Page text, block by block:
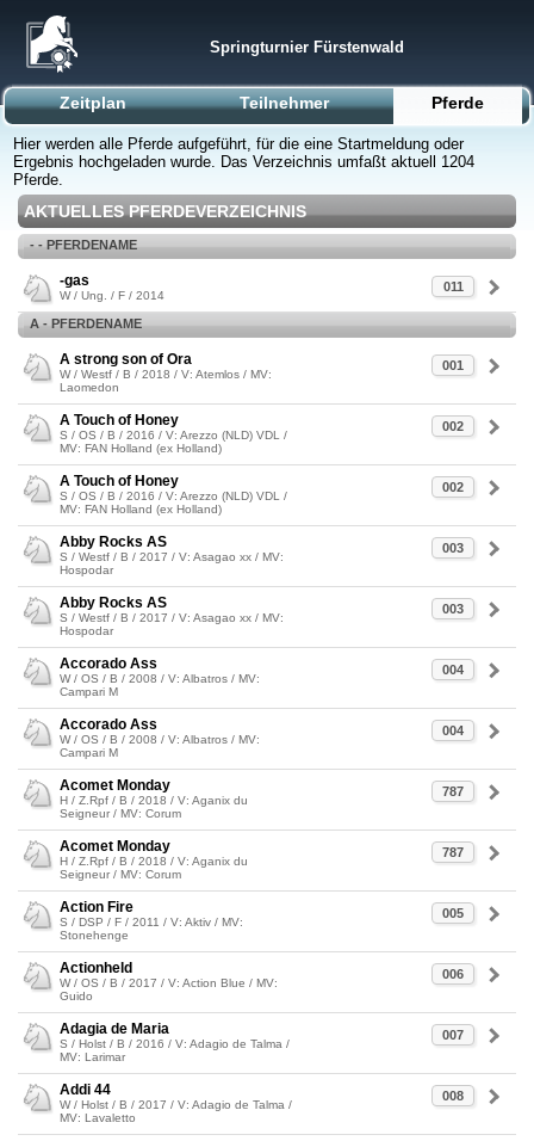
Springturnier Fürstenwald
Zeitplan Teilnehmer Pferde
Hier werden alle Pferde aufgeführt, für die eine Startmeldung oder
Ergebnis hochgeladen wurde. Das Verzeichnis umfaßt aktuell 1204
Pferde.
AKTUELLES PFERDEVERZEICHNIS
- - PFERDENAME
011
-gas
W / Ung. / F / 2014
A - PFERDENAME
001
A strong son of Ora
W / Westf / B / 2018 / V: Atemlos / MV:
Laomedon
002
A Touch of Honey
S / OS / B / 2016 / V: Arezzo (NLD) VDL /
MV: FAN Holland (ex Holland)
002
A Touch of Honey
S / OS / B / 2016 / V: Arezzo (NLD) VDL /
MV: FAN Holland (ex Holland)
003
Abby Rocks AS
S / Westf / B / 2017 / V: Asagao xx / MV:
Hospodar
003
Abby Rocks AS
S / Westf / B / 2017 / V: Asagao xx / MV:
Hospodar
004
Accorado Ass
W / OS / B / 2008 / V: Albatros / MV:
Campari M
004
Accorado Ass
W / OS / B / 2008 / V: Albatros / MV:
Campari M
787
Acomet Monday
H / Z.Rpf / B / 2018 / V: Aganix du
Seigneur / MV: Corum
787
Acomet Monday
H / Z.Rpf / B / 2018 / V: Aganix du
Seigneur / MV: Corum
005
Action Fire
S / DSP / F / 2011 / V: Aktiv / MV:
Stonehenge
006
Actionheld
W / OS / B / 2017 / V: Action Blue / MV:
Guido
007
Adagia de Maria
S / Holst / B / 2016 / V: Adagio de Talma /
MV: Larimar
008
Addi 44
W / Holst / B / 2017 / V: Adagio de Talma /
MV: Lavaletto